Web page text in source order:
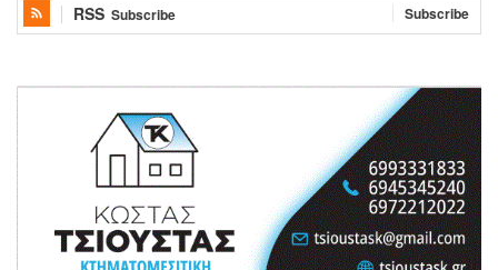
RSS Subscribe Subscribe